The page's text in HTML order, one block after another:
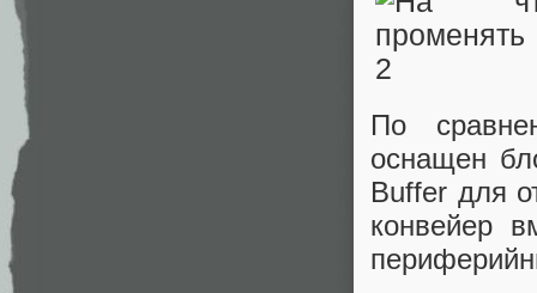
По
оснащен
Buffer для
конвейер